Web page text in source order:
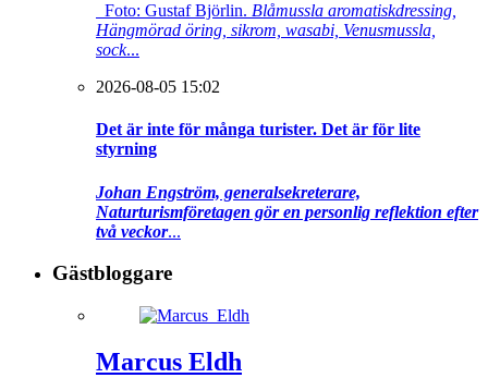
Foto: Gustaf Björlin. Blåmussla aromatiskdressing,
Hängmörad öring, sikrom, wasabi, Venusmussla,
sock...
2026-08-05 15:02
Det är inte för många turister. Det är för lite
styrning
Johan Engström, generalsekreterare,
Naturturismföretagen gör en personlig reflektion efter
två veckor...
Gästbloggare
Marcus Eldh